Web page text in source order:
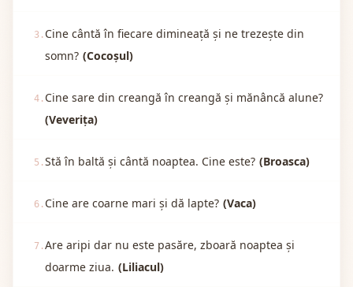
3. Cine cântă în fiecare dimineață și ne trezește din
somn? (Cocoșul)
4. Cine sare din creangă în creangă și mănâncă alune?
(Veverița)
5.Stă în baltă și cântă noaptea. Cine este? (Broasca)
6. Cine are coarne mari și dă lapte? (Vaca)
7.Are aripi dar nu este pasăre, zboară noaptea și
doarme ziua. (Liliacul)